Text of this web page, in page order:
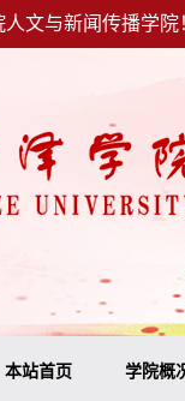
文与新闻传播学院
本站首页 学院概